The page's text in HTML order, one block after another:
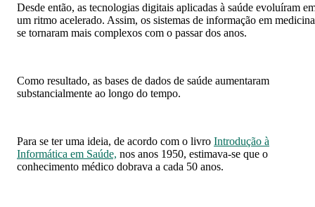
Desde então, as tecnologias digitais aplicadas à saúde evoluíram
um ritmo acelerado. Assim, os sistemas de informação em medicina
se tornaram mais complexos com o passar dos anos.
Como resultado, as bases de dados de saúde aumentaram
substancialmente ao longo do tempo.
Para se ter uma ideia, de acordo com o livro Introdução à
Informática em Saúde, nos anos 1950, estimava-se que o
conhecimento médico dobrava a cada 50 anos.